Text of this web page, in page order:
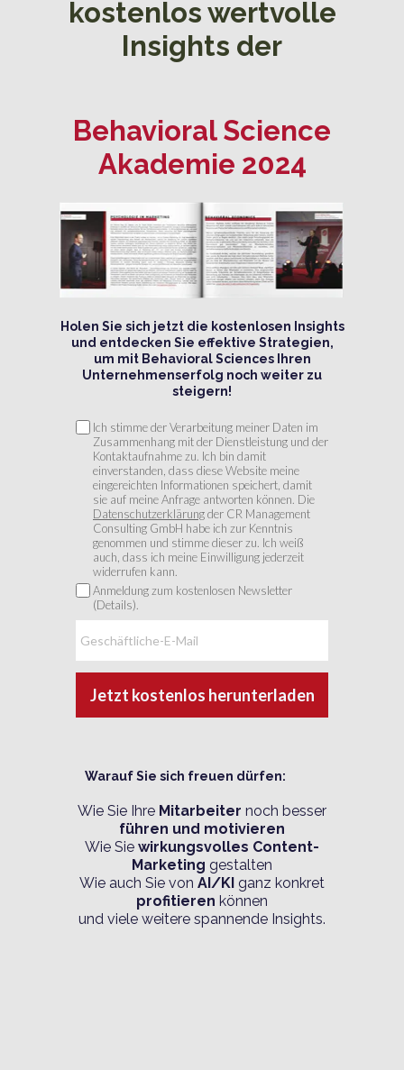
Ich stimme der Verarbeitung meiner Daten im
Zusammenhang mit der Dienstleistung und der
Kontaktaufnahme zu. Ich bin damit
einverstanden, dass diese Website meine
eingereichten Informationen speichert, damit
sie auf meine Anfrage antworten können. Die
Datenschutzerklärungder CR Management
Consulting GmbH habe ich zur Kenntnis
genommen und stimme dieser zu. Ich weiß
auch, dass ich meine Einwilligung jederzeit
widerrufen kann.
Anmeldung zum kostenlosen Newsletter
(Details).
Jetzt kostenlos herunterladen
Wie Sie Ihre Mitarbeiter noch besser
führen und motivieren
Wie Sie wirkungsvolles Content-
Marketing gestalten
Wie auch Sie von AI/KI ganz konkret
profitieren können
und viele weitere spannende Insights.
Holen Sie sich jetzt die kostenlosen Insights
und entdecken Sie effektive Strategien,
um mit Behavioral Sciences Ihren
Unternehmenserfolg noch weiter zu
steigern!
Warauf Sie sich freuen dürfen:
Behavioral Science
Akademie 2024
kostenlos wertvolle
Insights der